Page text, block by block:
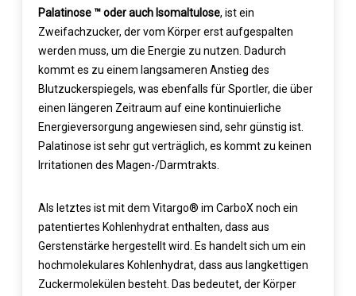
Palatinose ™ oder auch Isomaltulose, ist ein
Zweifachzucker, der vom Körper erst aufgespalten
werden muss, um die Energie zu nutzen. Dadurch
kommt es zu einem langsameren Anstieg des
Blutzuckerspiegels, was ebenfalls für Sportler, die über
einen längeren Zeitraum auf eine kontinuierliche
Energieversorgung angewiesen sind, sehr günstig ist.
Palatinose ist sehr gut verträglich, es kommt zu keinen
Irritationen des Magen-/Darmtrakts.
Als letztes ist mit dem Vitargo® im CarboX noch ein
patentiertes Kohlenhydrat enthalten, dass aus
Gerstenstärke hergestellt wird. Es handelt sich um ein
hochmolekulares Kohlenhydrat, dass aus langkettigen
Zuckermolekülen besteht. Das bedeutet, der Körper